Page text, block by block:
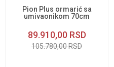
Pion Plus ormarić sa
umivaonikom 70cm
89.910,00 RSD
105.780,00RSD